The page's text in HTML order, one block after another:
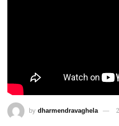
by dharmendravaghela